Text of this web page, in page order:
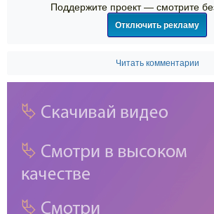
Поддержите проект — смотрите
Отключить рекламу
Читать комментарии